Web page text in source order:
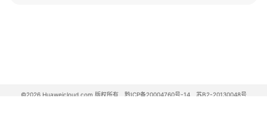
©2026 Huaweicloud.com 版权所有 黔ICP备20004760号-14
苏B2-20130048号